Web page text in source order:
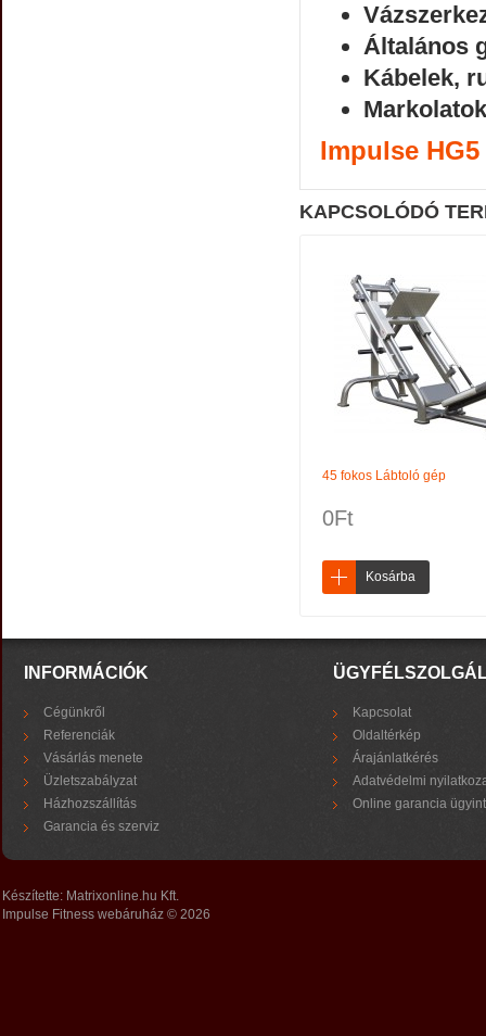
Általános
Kábelek,
Impulse
KAPCSOLÓDÓ
45 fokos Lábtoló gép
0Ft
Kosárba
INFORMÁCIÓK
Cégünkről
Referenciák
Vásárlás menete
Üzletszabályzat
Házhozszállítás
Garancia és szerviz
Kapcsolat
Oldaltérkép
Árajánlatkérés
Adatvédelmi
Online garancia
Készítette: Matrixonline.hu Kft.
Impulse Fitness webáruház © 2026